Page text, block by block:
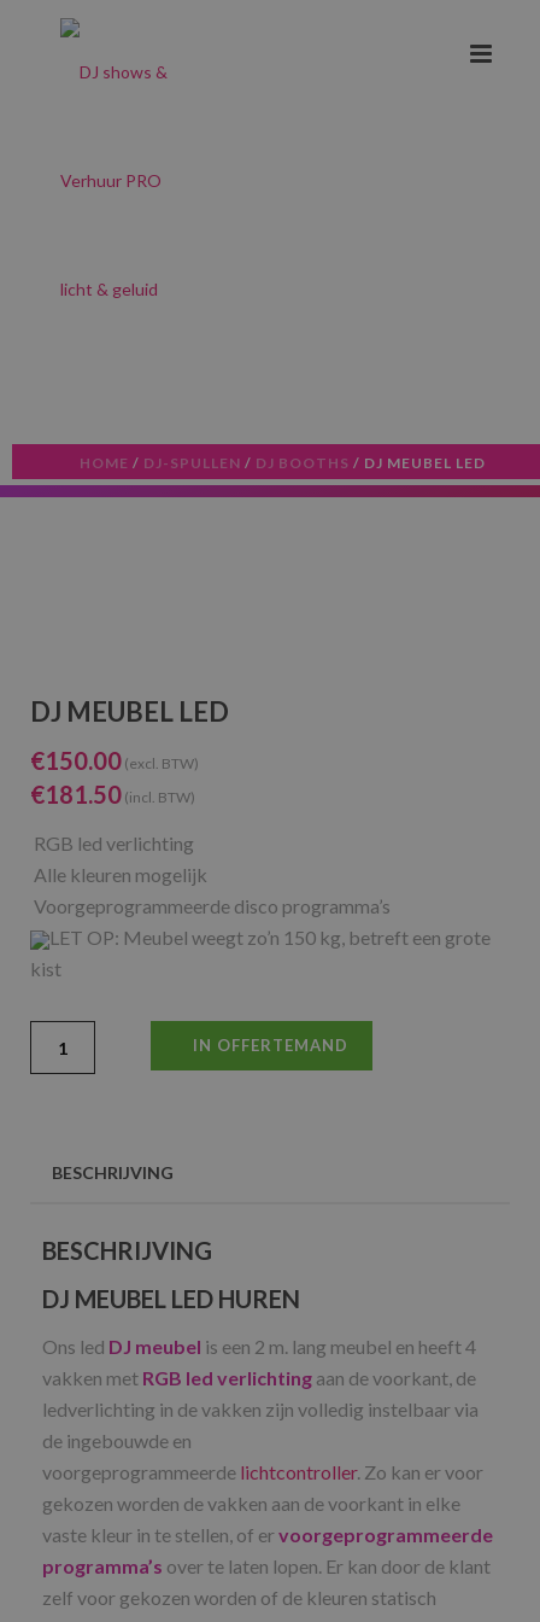
HOME / DJ-SPULLEN / DJ BOOTHS / DJ MEUBEL LED
DJ MEUBEL LED
€150.00 (excl. BTW)
€181.50 (incl. BTW)
RGB led verlichting
Alle kleuren mogelijk
Voorgeprogrammeerde disco programma’s
LET OP: Meubel weegt zo’n 150 kg, betreft een grote
kist
IN OFFERTEMAND
BESCHRIJVING
BESCHRIJVING
DJ MEUBEL LED HUREN
Ons led DJ meubel is een 2 m. lang meubel en heeft 4
vakken met RGB led verlichting aan de voorkant, de
ledverlichting in de vakken zijn volledig instelbaar via
de ingebouwde en
voorgeprogrammeerde lichtcontroller. Zo kan er voor
gekozen worden de vakken aan de voorkant in elke
vaste kleur in te stellen, of ervoorgeprogrammeerde
programma’s over te laten lopen. Er kan door de klant
zelf voor gekozen worden of de kleuren statisch